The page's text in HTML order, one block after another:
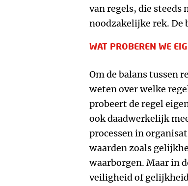
van regels, die steeds
noodzakelijke rek. De
WAT PROBEREN WE
Om de balans tussen
weten over welke
probeert de regel
ook daadwerkelijk
processen in
waarden zoals
waarborgen. Maar in
veiligheid of